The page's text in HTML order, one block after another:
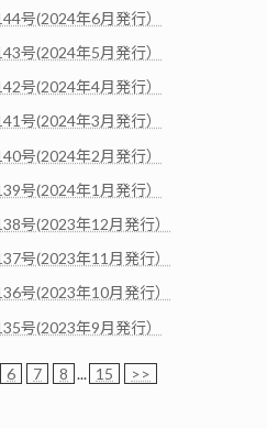
号(2024年6月発行）
号(2024年5月発行）
号(2024年4月発行）
号(2024年3月発行）
号(2024年2月発行）
号(2024年1月発行）
号(2023年12月発行）
号(2023年11月発行）
号(2023年10月発行）
号(2023年9月発行）
6 7 8 ... 15 >>